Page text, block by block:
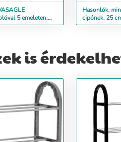
5 emeleten,
stí...
Hasonlók,
cipónek, 25
fehér/króm
is